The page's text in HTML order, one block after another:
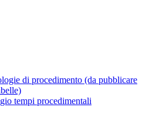
di procedimento (da pubblicare
tempi procedimentali